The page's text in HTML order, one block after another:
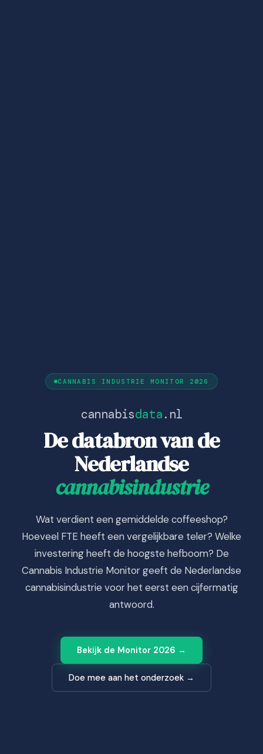
CANNABIS INDUSTRIE MONITOR 2026
cannabisdata.nl
De databron van de
Nederlandse
cannabisindustrie
Wat verdient een gemiddelde coffeeshop?
Hoeveel FTE heeft een vergelijkbare teler? Welke
investering heeft de hoogste hefboom? De
Cannabis Industrie Monitor geeft de Nederlandse
cannabisindustrie voor het eerst een cijfermatig
antwoord.
Bekijk de Monitor 2026 →
Doe mee aan het onderzoek →